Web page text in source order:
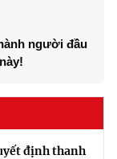
người đầu
định thanh